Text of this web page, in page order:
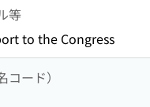
等
to the Congress
ード）